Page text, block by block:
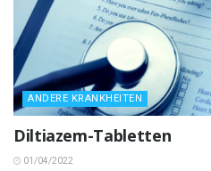
ANDERE KRANKHEITEN
Diltiazem-Tabletten
01/04/2022